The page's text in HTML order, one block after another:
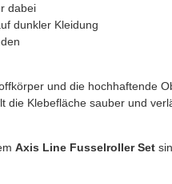
dabei
dunkler Kleidung
und die hochhaftende
Klebefläche sauber und
Axis Line Fusselroller Set